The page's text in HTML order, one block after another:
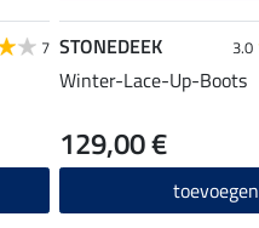
7 STONEDEEK 3.0
Winter-Lace-Up-Boots
129,00 €
toevoegen